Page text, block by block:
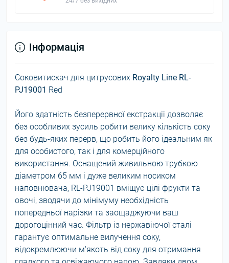
Інформація
Соковитискач для цитрусових Royalty Line RL-
PJ19001 Red
Його здатність безперервної екстракції дозволяє
без особливих зусиль робити велику кількість соку
без будь-яких перерв, що робить його ідеальним як
для особистого, так і для комерційного
використання. Оснащений живильною трубкою
діаметром 65 мм і дуже великим носиком
наповнювача, RL-PJ19001 вміщує цілі фрукти та
овочі, зводячи до мінімуму необхідність
попередньої нарізки та заощаджуючи ваш
дорогоцінний час. Фільтр із нержавіючої сталі
гарантує оптимальне вилучення соку,
відокремлюючи м'якоть від соку для отримання